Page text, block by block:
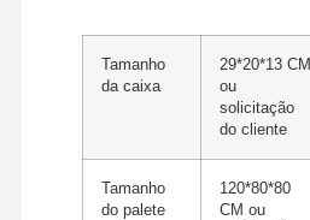
Tamanho
da caixa
29*20*13 CM
ou
solicitação
do cliente
Tamanho
do palete
120*80*80
CM ou